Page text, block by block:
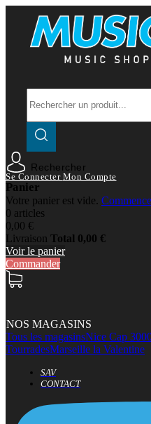
Rechercher
Se Connecter Mon Compte
Panier
Votre panier est vide.
0 articles
0,00 €
Livraison Total 0,00 €
Voir le panier
Commander
NOS MAGASINS
Tous les magasinsNice Cap
TourradesMarseille la Valentine
SAV
CONTACT